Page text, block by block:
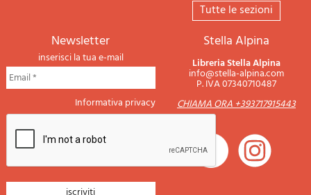
tutte le sezioni
newsletter
inserisci la tua e-mail
Informativa privacy
Stella Alpina
Libreria Stella Alpina
info@stella-alpina.com
P. IVA 07340710487
CHIAMA ORA +393717915443